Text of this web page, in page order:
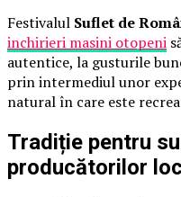
Festivalul Suflet de
inchirieri masini otopeni
autentice, la gusturile
prin intermediul unor
natural în care este
Tradiție pentru
producătorilor